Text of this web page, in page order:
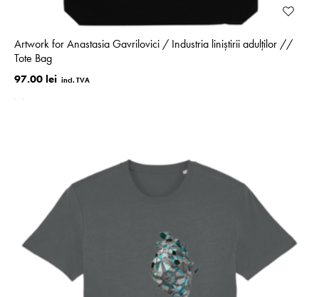
Artwork for Anastasia Gavrilovici / Industria liniștirii adulților //
Tote Bag
97.00 lei